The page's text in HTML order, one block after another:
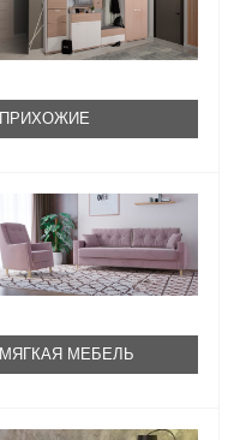
ПРИХОЖИЕ
МЯГКАЯ МЕБЕЛЬ